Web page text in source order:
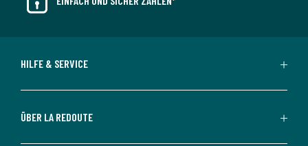
HILFE & SERVICE
ÜBER LA REDOUTE